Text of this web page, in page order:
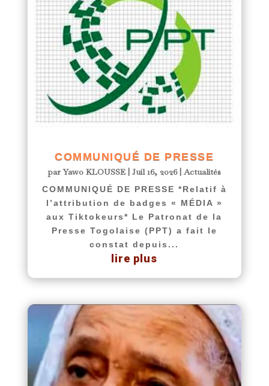
COMMUNIQUÉ DE PRESSE
parYawo KLOUSSE |Juil 16, 2026|Actualités
COMMUNIQUÉ DE PRESSE *Relatif à
l’attribution de badges « MÉDIA »
aux Tiktokeurs* Le Patronat de la
Presse Togolaise (PPT) a fait le
constat depuis...
lire plus